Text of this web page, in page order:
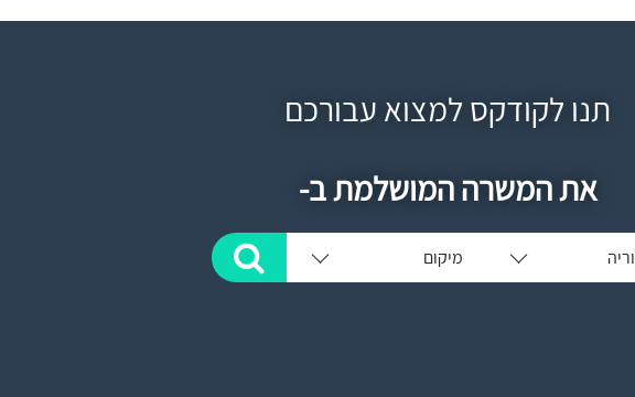
תנו לקודקס למצוא עבורכם
את המשרה המושלמת ב-
מיקום